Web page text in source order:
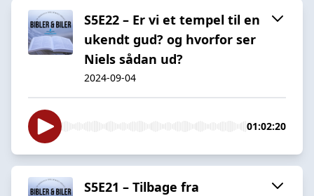
S5E22 – Er vi et tempel til en
ukendt gud? og hvorfor ser
Niels sådan ud?
2024-09-04
01:02:20
S5E21 – Tilbage fra